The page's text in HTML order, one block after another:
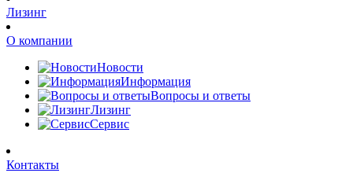
Лизинг
О компании
Новости
Информация
Вопросы и ответы
Лизинг
Сервис
Контакты